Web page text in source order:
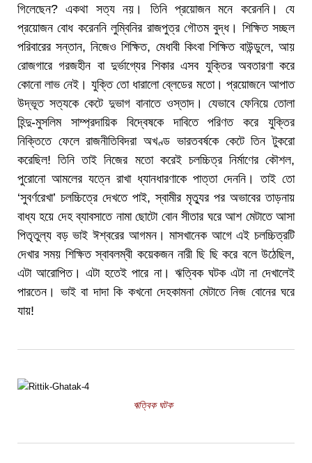
গিলেছেন? একথা সত্য নয়। তিনি প্রয়োজন মনে করেননি। যে
প্রয়োজন বোধ করেননি লুম্বিনির রাজপুত্র গৌতম বুদ্ধ। শিক্ষিত সচ্ছল
পরিবারের সন্তান, নিজেও শিক্ষিত, মেধাবী কিংবা শিক্ষিত বাউন্ডুলে, আয়
রোজগারে গরজহীন বা দুর্ভাগ্যের শিকার এসব যুক্তির অবতারণা করে
কোনো লাভ নেই। যুক্তি তো ধারালো ব্লেডের মতো। প্রয়োজনে আপাত
উদ্ভূত সত্যকে কেটে দুভাগ বানাতে ওস্তাদ। যেভাবে ফেনিয়ে তোলা
হিন্দু-মুসলিম সাম্প্রদায়িক বিদ্বেষকে দাবিতে পরিণত করে যুক্তির
নিক্তিতে ফেলে রাজনীতিবিদরা অখণ্ড ভারতবর্ষকে কেটে তিন টুকরো
করেছিল! তিনি তাই নিজের মতো করেই চলচ্চিত্র নির্মাণের কৌশল,
পুরোনো আমলের যত্নে রাখা ধ্যানধারণাকে পাত্তা দেননি। তাই তো
‘সুবর্ণরেখা’ চলচ্চিত্রে দেখতে পাই, স্বামীর মৃত্যুর পর অভাবের তাড়নায়
বাধ্য হয়ে দেহ ব্যাবসাতে নামা ছোটো বোন সীতার ঘরে আশ মেটাতে আসা
পিতৃতুল্য বড় ভাই ঈশ্বরের আগমন। মাসখানেক আগে এই চলচ্চিত্রটি
দেখার সময় শিক্ষিত স্বাবলম্বী কয়েকজন নারী ছি ছি করে বলে উঠেছিল,
এটা আরোপিত। এটা হতেই পারে না। ঋত্বিক ঘটক এটা না দেখালেই
পারতেন। ভাই বা দাদা কি কখনো দেহকামনা মেটাতে নিজ বোনের ঘরে
যায়!
ঋত্বিক ঘটক